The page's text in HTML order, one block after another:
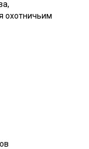
охотничьим